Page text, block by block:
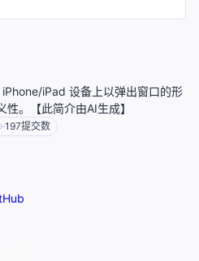
iPad 设备上以弹出窗口的形
。【此简介由AI生成】
197提交数